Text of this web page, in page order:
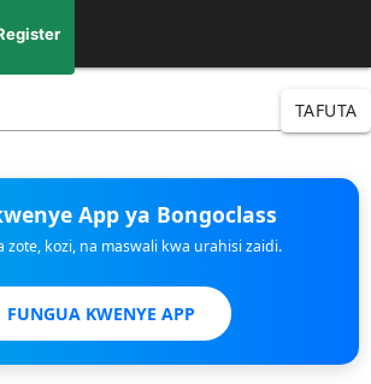
TAFUTA
App ya Bongoclass
zote, kozi, na maswali kwa urahisi zaidi.
FUNGUA KWENYE APP